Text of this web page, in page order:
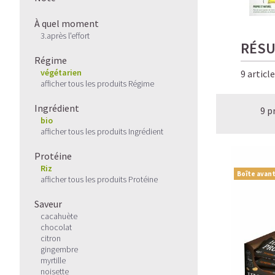
À quel moment
3.après l'effort
Régime
végétarien
afficher tous les produits Régime
Ingrédient
bio
afficher tous les produits Ingrédient
Protéine
Riz
afficher tous les produits Protéine
Saveur
cacahuète
chocolat
citron
gingembre
myrtille
noisette
9
9
Boîte